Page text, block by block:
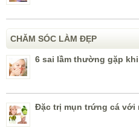
CHĂM SÓC LÀM ĐẸP
6 sai lầm thường gặp
Đặc trị mụn trứng cá với